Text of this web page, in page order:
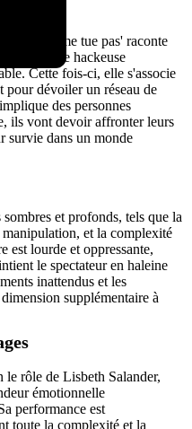
qui ne me tue pas' raconte
une hackeuse
Cette fois-ci, elle s'associe
dévoiler un réseau de
des personnes
ils vont devoir affronter leurs
survie dans un monde
et profonds, tels que la
et la complexité
est lourde et oppressante,
le spectateur en haleine
inattendus et les
supplémentaire à
rôle de Lisbeth Salander,
émotionnelle
performance est
toute la complexité et la